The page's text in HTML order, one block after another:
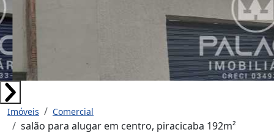
Imóveis Comercial
salão para alugar em centro, piracicaba 192m²